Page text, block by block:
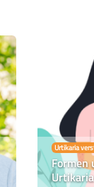
Urtikaria
Formen
Urtikaria